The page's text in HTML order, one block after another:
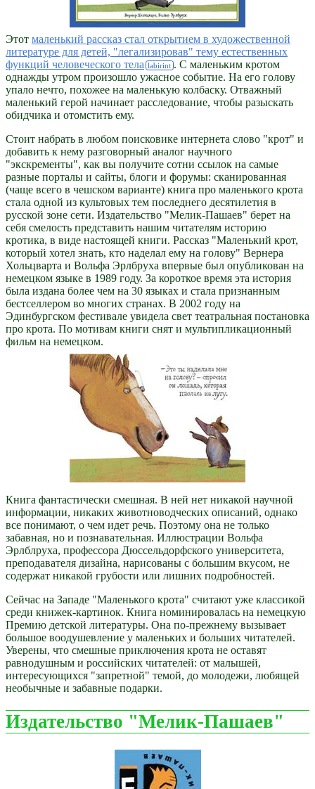
Этот маленький рассказ стал открытием в художественной
литературе для детей, "легализировав" тему естественных
функций человеческого тела
. С маленьким кротом
однажды утром произошло ужасное событие. На его голову
упало нечто, похожее на маленькую колбаску. Отважный
маленький герой начинает расследование, чтобы разыскать
обидчика и отомстить ему.
Стоит набрать в любом поисковике интернета слово "крот" и
добавить к нему разговорный аналог научного
"экскременты", как вы получите сотни ссылок на самые
разные порталы и сайты, блоги и форумы: сканированная
(чаще всего в чешском варианте) книга про маленького крота
стала одной из культовых тем последнего десятилетия в
русской зоне сети. Издательство "Мелик-Пашаев" берет на
себя смелость представить нашим читателям историю
кротика, в виде настоящей книги. Рассказ "Маленький крот,
который хотел знать, кто наделал ему на голову" Вернера
Хольцварта и Вольфа Эрлбруха впервые был опубликован на
немецком языке в 1989 году. За короткое время эта история
была издана более чем на 30 языках и стала признанным
бестселлером во многих странах. В 2002 году на
Эдинбургском фестивале увидела свет театральная постановка
про крота. По мотивам книги снят и мультипликационный
фильм на немецком.
Книга фантастически смешная. В ней нет никакой научной
информации, никаких животноводческих описаний, однако
все понимают, о чем идет речь. Поэтому она не только
забавная, но и познавательная. Иллюстрации Вольфа
Эрлблруха, профессора Дюссельдорфского университета,
преподавателя дизайна, нарисованы с большим вкусом, не
содержат никакой грубости или лишних подробностей.
Сейчас на Западе "Маленького крота" считают уже классикой
среди книжек-картинок. Книга номинировалась на немецкую
Премию детской литературы. Она по-прежнему вызывает
большое воодушевление у маленьких и больших читателей.
Уверены, что смешные приключения крота не оставят
равнодушным и российских читателей: от малышей,
интересующихся "запретной" темой, до молодежи, любящей
необычные и забавные подарки.
Издательство "Мелик-Пашаев"